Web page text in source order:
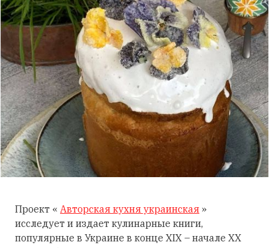
Проект « Авторская кухня украинская »
исследует и издает кулинарные книги,
популярные в Украине в конце XIX – начале XX